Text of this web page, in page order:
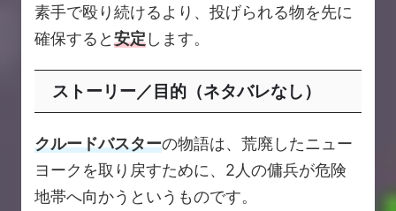
素手で殴り続けるより、投げられる物を先に
確保すると安定します。
ストーリー／目的（ネタバレなし）
クルードバスターの物語は、荒廃したニュー
ヨークを取り戻すために、2人の傭兵が危険
地帯へ向かうというものです。